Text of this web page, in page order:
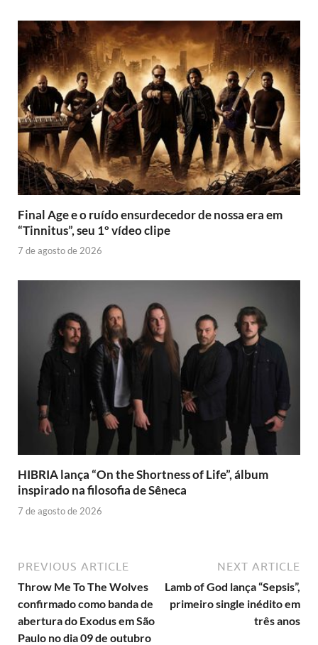
Final Age e o ruído ensurdecedor de nossa era em
“Tinnitus”, seu 1º vídeo clipe
7 de agosto de 2026
HIBRIA lança “On the Shortness of Life”, álbum
inspirado na filosofia de Sêneca
7 de agosto de 2026
PREVIOUS ARTICLE
Throw Me To The Wolves
confirmado como banda de
abertura do Exodus em São
Paulo no dia 09 de outubro
NEXT ARTICLE
Lamb of God lança “Sepsis”,
primeiro single inédito em
três anos